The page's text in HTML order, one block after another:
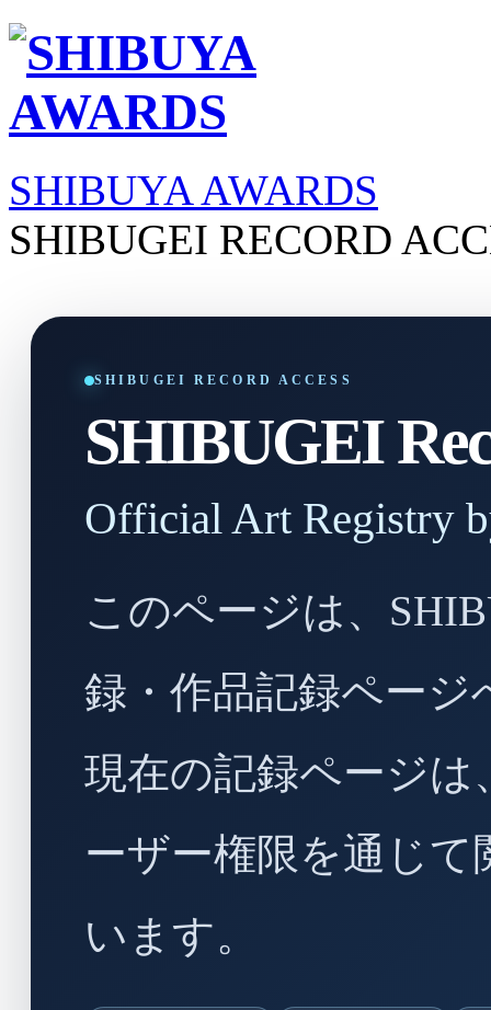
SHIBUYA AWARDS
SHIBUGEI RECORD
SHIBUGEI RECORD ACCESS
SHIBUGEI
Official Art Registry
このページは、
録・作品記録ペー
現在の記録ページは
ーザー権限を通じ
います。